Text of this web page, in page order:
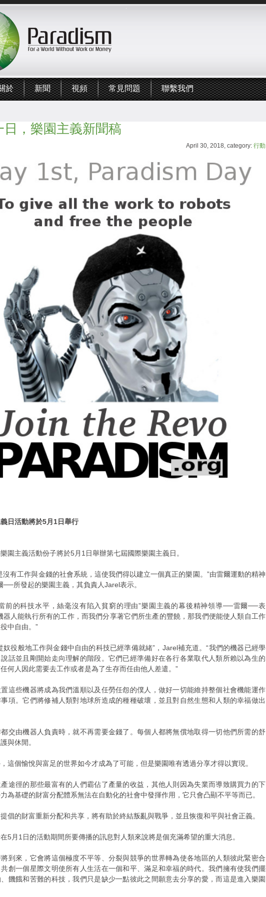
於 新聞 視頻 常見問題 聯繫我們
日，樂園主義新聞稿
April 30, 2018, category: 行動
日活動將於5月1日舉行
園主義活動份子將於5月1日舉辦第七屆國際樂園主義日。
沒有工作與金錢的社會系統，這使我們得以建立一個真正的樂園。”由雷爾運動的精神
所發起的樂園主義，其負責人Jarel表示。
前的科技水平，絲毫沒有陷入貧窮的理由”樂園主義的幕後精神領導──雷爾──表
器人能執行所有的工作，而我們分享著它們所生產的豐饒，那我們便能使人類自工作
中自由。”
奴役般地工作與金錢中自由的科技已經準備就緒”，Jarel補充道。“我們的機器已經學
話並且剛開始走向理解的階段。它們已經準備好在各行各業取代人類所賴以為生的
何人因此需要去工作或者是為了生存而任由他人差遣。”
這些機器將成為我們溫順以及任勞任怨的僕人，做好一切能維持整個社會機能運作
項。它們將修補人類對地球所造成的種種破壞，並且對自然生態和人類的幸福做出
交由機器人負責時，就不再需要金錢了。每個人都將無償地取得一切他們所需的舒
與休閒。
這個愉悅與富足的世界如今才成為了可能，但是樂園唯有透過分享才得以實現。
途徑的那些最富有的人們霸佔了產量的收益，其他人則因為失業而導致購買力的下
為基礎的財富分配體系無法在自動化的社會中發揮作用，它只會凸顯不平等而已。
倡的財富重新分配和共享，將有助於終結叛亂與戰爭，並且恢復和平與社會正義。
5月1日的活動期間所要傳播的訊息對人類來說將是個充滿希望的重大消息。
到來，它會將這個極度不平等、分裂與競爭的世界轉為使各地區的人類彼此緊密合
創一個星際文明使所有人生活在一個和平、滿足和幸福的時代。我們擁有使我們擺
饑餓和苦難的科技，我們只是缺少一點彼此之間願意去分享的愛，而這是進入樂園